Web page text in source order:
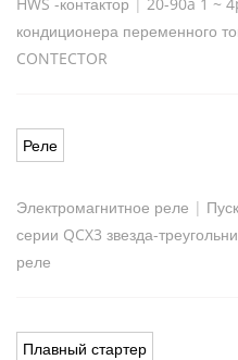
кондиционера переменного
CONTECTOR
Реле
Электромагнитное реле |
серии QCX3 звезда-
реле
Плавный стартер